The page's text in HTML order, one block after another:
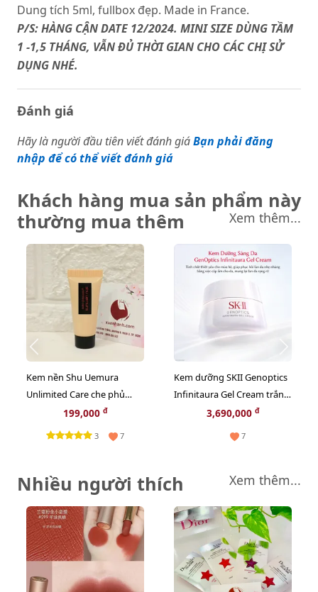
Dung tích 5ml, fullbox đẹp. Made in France.
P/S: HÀNG CẬN DATE 12/2024. MINI SIZE DÙNG TẦM
1 -1,5 THÁNG, VẪN ĐỦ THỜI GIAN CHO CÁC CHỊ SỬ
DỤNG NHÉ.
Đánh giá
Hãy là người đầu tiên viết đánh giáBạn phải đăng
nhập để có thể viết đánh giá
Khách hàng mua sản phẩm này
thường mua thêm
Xem thêm...
Kem nền Shu Uemura
Unlimited Care che phủ
căng mịn và bền màu, #584
- sáng tự nhiên, 5ml
199,000 đ
3 7
Kem dưỡng SKII Genoptics
Infinitaura Gel Cream trắng
sáng, căng mọng da, 50g
3,690,000 đ
7
Nhiều người thích Xem thêm...